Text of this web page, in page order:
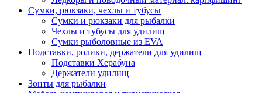
Сумки, рюкзаки, чехлы и тубусы
Сумки и рюкзаки для рыбалки
Чехлы и тубусы для удилищ
Сумки рыболовные из EVA
Подставки, ролики, держатели для удилищ
Подставки Херабуна
Держатели удилищ
Зонты для рыбалки